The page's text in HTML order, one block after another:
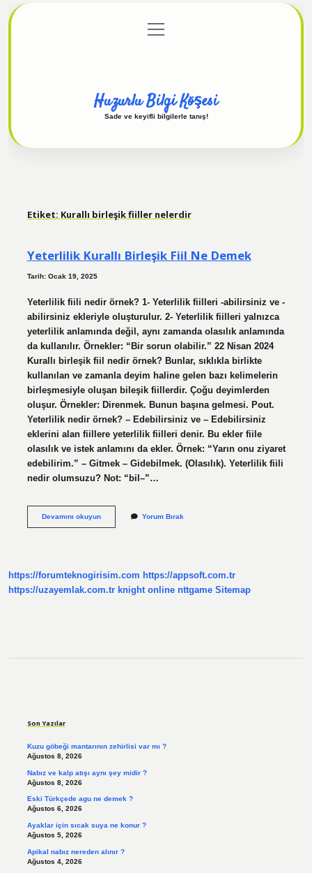
Gizlilik Politikası
menüyü
aç
Huzurlu Bilgi Köşesi
Sade ve keyifli bilgilerle tanış!
Etiket: Kurallı birleşik fiiller nelerdir
Yeterlilik Kurallı Birleşik Fiil Ne Demek
Tarih: Ocak 19, 2025
Yeterlilik fiili nedir örnek? 1- Yeterlilik fiilleri -abilirsiniz ve -
abilirsiniz ekleriyle oluşturulur. 2- Yeterlilik fiilleri yalnızca
yeterlilik anlamında değil, aynı zamanda olasılık anlamında
da kullanılır. Örnekler: “Bir sorun olabilir.” 22 Nisan 2024
Kurallı birleşik fiil nedir örnek? Bunlar, sıklıkla birlikte
kullanılan ve zamanla deyim haline gelen bazı kelimelerin
birleşmesiyle oluşan bileşik fiillerdir. Çoğu deyimlerden
oluşur. Örnekler: Direnmek. Bunun başına gelmesi. Pout.
Yeterlilik nedir örnek? – Edebilirsiniz ve – Edebilirsiniz
eklerini alan fiillere yeterlilik fiilleri denir. Bu ekler fiile
olasılık ve istek anlamını da ekler. Örnek: “Yarın onu ziyaret
edebilirim.” – Gitmek – Gidebilmek. (Olasılık). Yeterlilik fiili
nedir olumsuzu? Not: “bil–”…
Devamını okuyunYeterlilik
Yorum Bırak
https://forumteknogirisim.com https://appsoft.com.tr
https://uzayemlak.com.tr knight online nttgame Sitemap
Son Yazılar
Kuzu göbeği mantarının zehirlisi var mı ?
Ağustos 8, 2026
Nabız ve kalp atışı aynı şey midir ?
Ağustos 8, 2026
Eski Türkçede agu ne demek ?
Ağustos 6, 2026
Ayaklar için sıcak suya ne konur ?
Ağustos 5, 2026
Apikal nabız nereden alınır ?
Ağustos 4, 2026